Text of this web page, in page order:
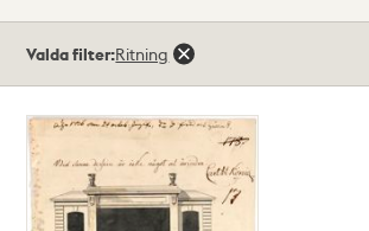
träffar
Valda filter:Ritning